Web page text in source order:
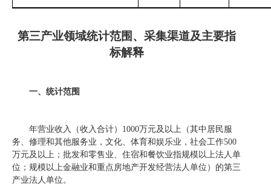
第三产业领域统计范围、采集渠道及主要指
标解释
一、统计范围
年营业收入（收入合计） 1000万元及以上（其中居民服
务、修理和其他服务业，文化、体育和娱乐业，社会工作500
万元及以上；批发和零售业、住宿和餐饮业指规模以上法人单
位；规模以上金融业和重点房地产开发经营法人单位）的第三
产业法人单位。